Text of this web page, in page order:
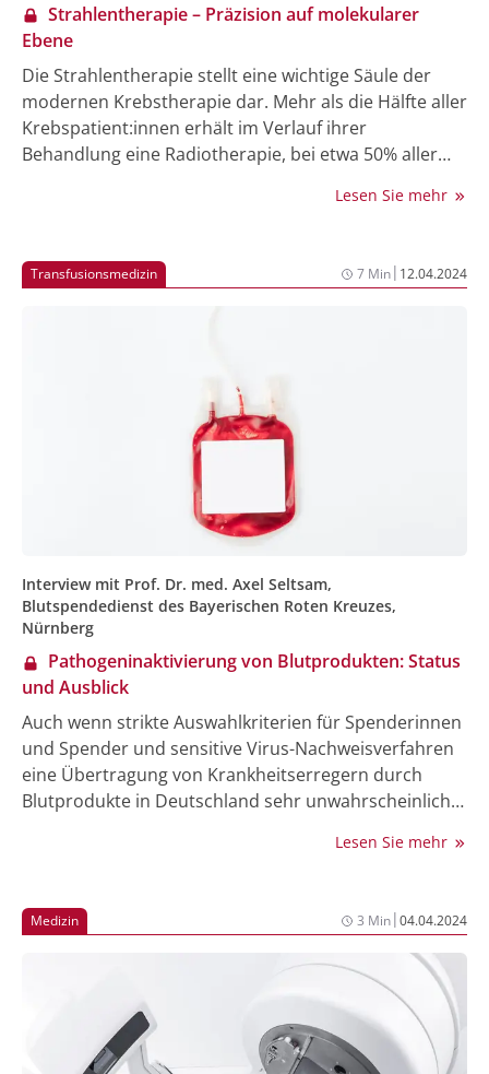
Strahlentherapie – Präzision auf molekularer
Ebene
Die Strahlentherapie stellt eine wichtige Säule der
modernen Krebstherapie dar. Mehr als die Hälfte aller
Krebspatient:innen erhält im Verlauf ihrer
Behandlung eine Radiotherapie, bei etwa 50% aller
Therapiebaustein. Dieser Übersichtsartikel bietet eine
radiotherapeutischen Verfahren – von
konventionellen Techniken über IMRT und
und des Nebenwirkungsmanagements für die
klinische Praxis erläutert.
Lesen Sie mehr
Transfusionsmedizin 7 Min| 12.04.2024
Interview mit Prof. Dr. med. Axel Seltsam,
Blutspendedienst des Bayerischen Roten Kreuzes,
Nürnberg
Pathogeninaktivierung von Blutprodukten: Status
und Ausblick
Auch wenn strikte Auswahlkriterien für Spenderinnen
und Spender und sensitive Virus-Nachweisverfahren
eine Übertragung von Krankheitserregern durch
Blutprodukte in Deutschland sehr unwahrscheinlich
ein Restrisiko dar. Darüber hinaus besteht durch die
Thrombozytenkonzentraten eine weitere
Sicherheitslücke. Neue Verfahren zur
Pathogeninaktivierung sollen den
Sicherheitsstandard verbessern und diese
Infektionsrisiken minimieren. Prof. Dr. Axel Seltsam,
Ärztlicher Direktor und Geschäftsführer des
Blutspendediensts des Bayerischen Roten Kreuzes
Lesen Sie mehr
Medizin 3 Min|04.04.2024